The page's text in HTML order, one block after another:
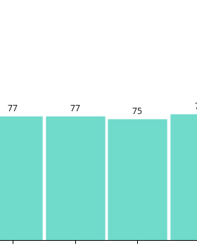
77 77 75